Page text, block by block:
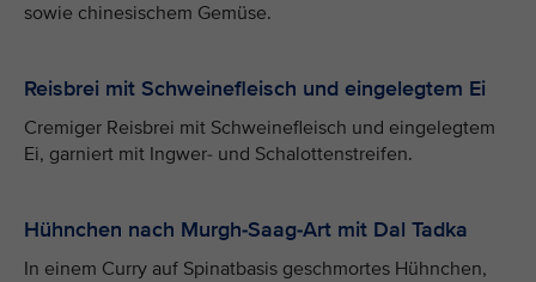
sowie chinesischem Gemüse.
Reisbrei mit Schweinefleisch und eingelegtem Ei
Cremiger Reisbrei mit Schweinefleisch und eingelegtem
Ei, garniert mit Ingwer- und Schalottenstreifen.
Hühnchen nach Murgh-Saag-Art mit Dal Tadka
In einem Curry auf Spinatbasis geschmortes Hühnchen,